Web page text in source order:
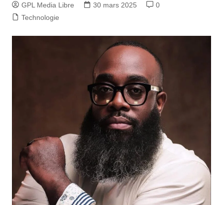
GPL Media Libre 30 mars 2025
0
Technologie